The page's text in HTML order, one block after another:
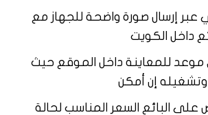
عبر إرسال صورة واضحة للجهاز مع
داخل الكويت
للمعاينة داخل الموقع حيث
إن أمكن
على البائع السعر المناسب لحالة